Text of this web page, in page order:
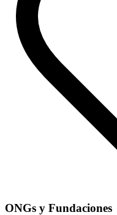
ONGs y Fundaciones